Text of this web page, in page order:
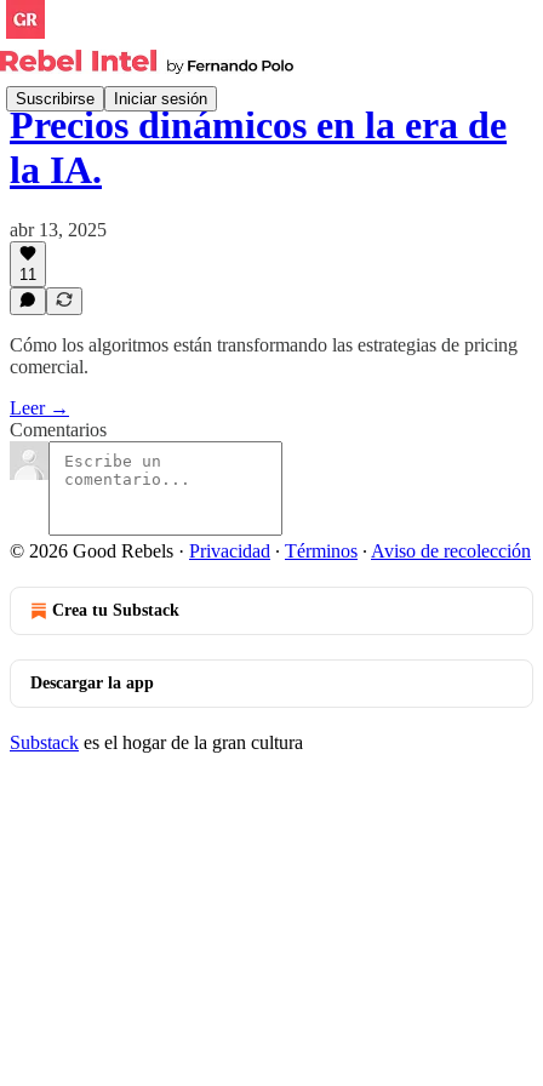
Suscribirse Iniciar sesión
Precios dinámicos en la era de
la IA.
abr 13, 2025
11
Cómo los algoritmos están transformando las estrategias de pricing
comercial.
Leer →
Comentarios
© 2026 Good Rebels · Privacidad ∙ Términos ∙ Aviso de recolección
Crea tu Substack
Descargar la app
Substack es el hogar de la gran cultura